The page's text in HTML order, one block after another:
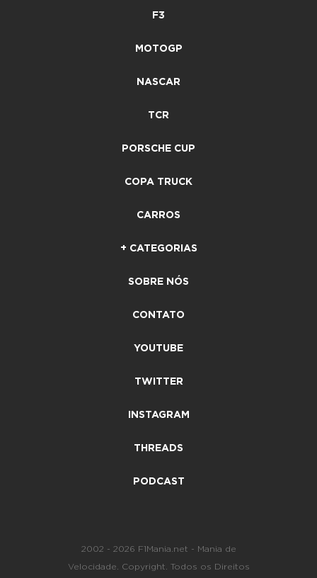
F3
MOTOGP
NASCAR
TCR
PORSCHE CUP
COPA TRUCK
CARROS
+ CATEGORIAS
SOBRE NÓS
CONTATO
YOUTUBE
TWITTER
INSTAGRAM
THREADS
PODCAST
2002 - 2026 F1Mania.net - Mania de
Velocidade. Copyright. Todos os Direitos